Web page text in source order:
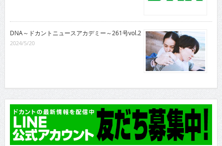
DNA～ドカントニュースアカデミー～261号vol.2
2024/5/20